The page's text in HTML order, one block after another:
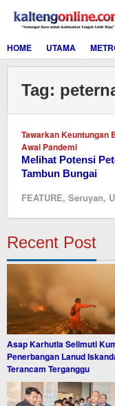
konten
HOME
UTAMA
Tag:
Tawarkan Keuntungan
Awal Pandemi
Melihat Potensi
Tambun Bungai
FEATURE, Seruyan,
Recent Post
Asap Karhutla Selimuti
Penerbangan Lanud
Terancam Terganggu